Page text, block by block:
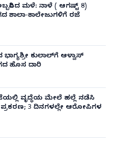
ಮಳೆ: ನಾಳೆ ( ಆಗಷ್ಟ್ 8)
ಶಾಲಾ-ಕಾಲೇಜುಗಳಿಗೆ ರಜೆ
ಕುಲಾಲ್‌ಗೆ ಆಳ್ವಾಸ್
ಹೊಸ ದಾರಿ
ವೃದ್ಧೆಯ ಮೇಲೆ ಹಲ್ಲೆ ನಡೆಸಿ
3 ದಿನಗಳಲ್ಲೇ ಆರೋಪಿಗಳ